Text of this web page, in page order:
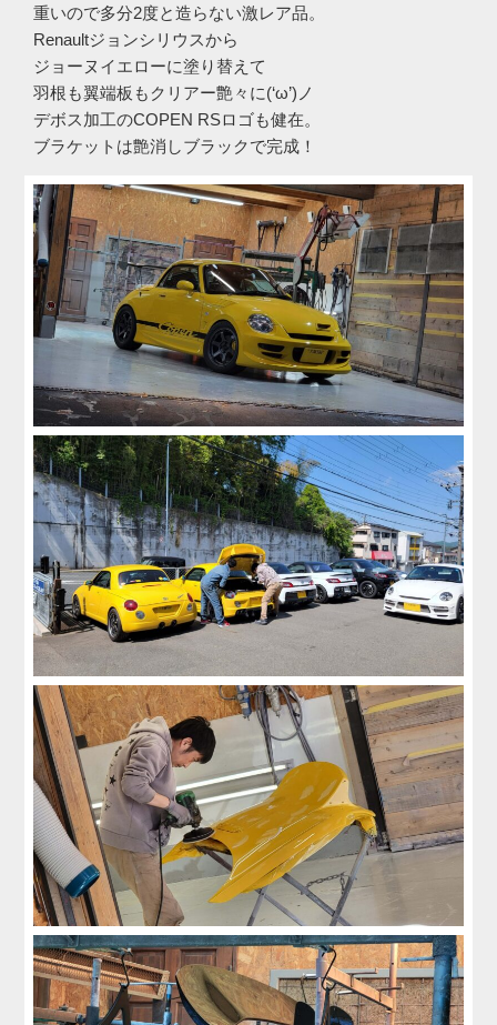
重いので多分2度と造らない激レア品。
Renaultジョンシリウスから
ジョーヌイエローに塗り替えて
羽根も翼端板もクリアー艶々に(‘ω’)ノ
デボス加工のCOPEN RSロゴも健在。
ブラケットは艶消しブラックで完成！